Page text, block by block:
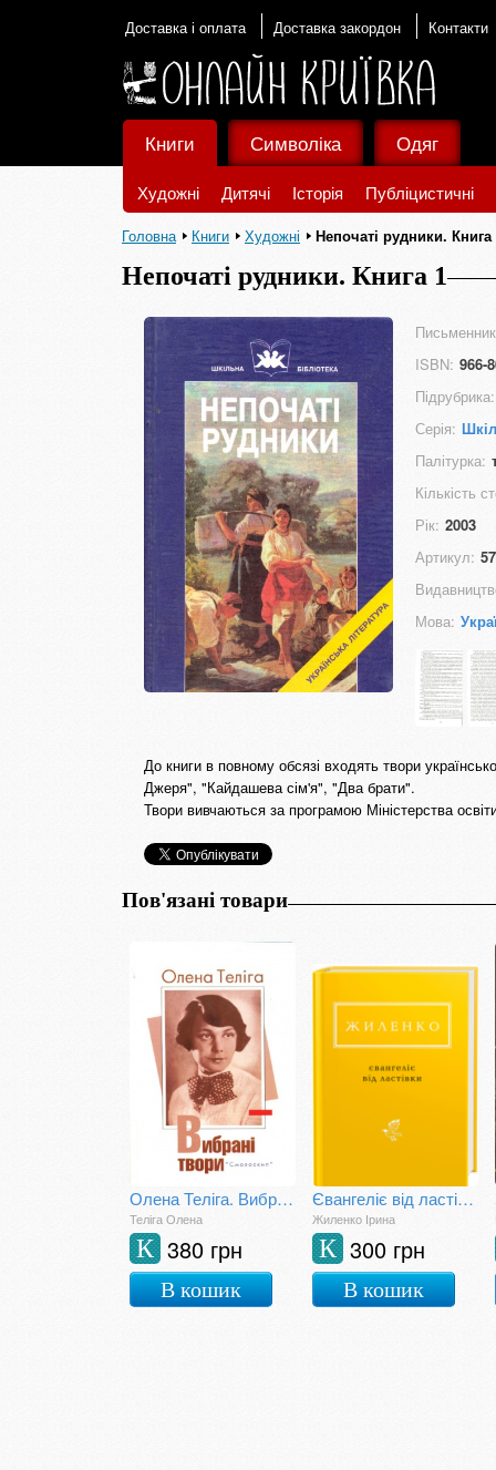
Доставка і оплата Доставка закордон Контакти
Книги
Художні Дитячі Історія Публіцистичні
Символіка Одяг
Головна Книги Художні Непочаті рудники. Книга
Непочаті рудники. Книга 1
ISBN: 966-
Підрубрика:
Серія:
Палітурка:
Кількість
Рік: 2003
Артикул:
Мова:
До книги в повному обсязі входять твори
Джеря", "Кайдашева сім'я", "Два брати".
Твори вивчаються за програмою Міністерства
Пов'язані товари
Олена Теліга. Вибрані твори
Теліга Олена
380 грн
К
В кошик
Євангеліє від ластівки
Жиленко Ірина
300 грн
К
В кошик